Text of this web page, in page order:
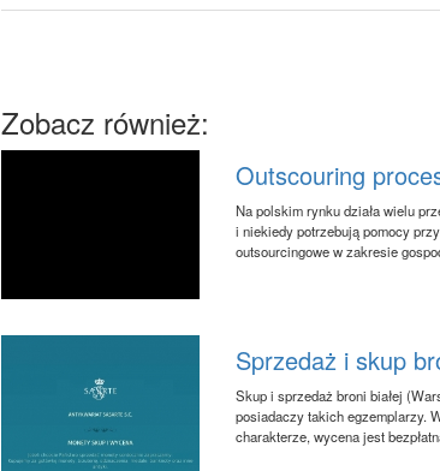
Zobacz również:
Outscouring
Na polskim rynku działa wielu
i niekiedy potrzebują pomocy
outsourcingowe w zakresie
Sprzedaż i skup
Skup i sprzedaż broni białej
posiadaczy takich egzemplarzy.
charakterze, wycena jest